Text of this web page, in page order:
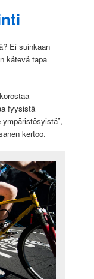
Ei suinkaan
kätevä tapa
fyysistä
kertoo.